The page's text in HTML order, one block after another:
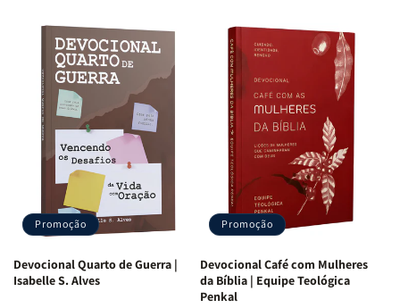
Promoção
Devocional Quarto de Guerra |
Isabelle S. Alves
Promoção
Devocional Café com Mulheres
da Bíblia | Equipe Teológica
Penkal